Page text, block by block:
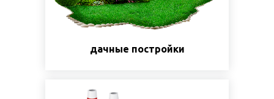
дачные постройки